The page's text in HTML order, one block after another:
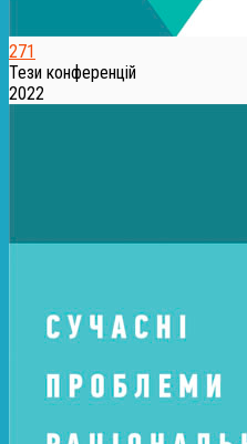
271
Тези конференцій
2022